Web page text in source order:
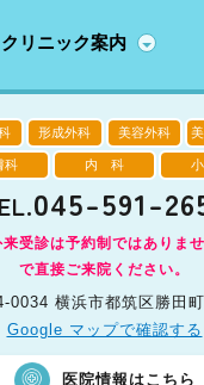
クリニック案内
形成外科 美容外科
科 内 科
045-591-
受診は予約制ではありま
で直接ご来院ください。
0034 横浜市都筑区勝田
Google マップで確認する
医院情報はこちら